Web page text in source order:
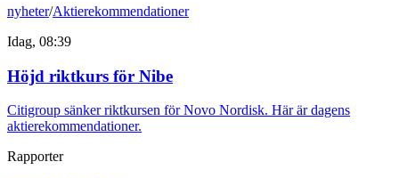
nyheter/Aktierekommendationer
Idag, 08:39
Höjd riktkurs för Nibe
Citigroup sänker riktkursen för Novo Nordisk. Här är dagens
aktierekommendationer.
Rapporter